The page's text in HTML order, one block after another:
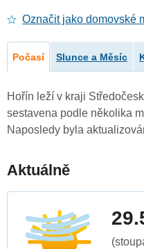
Označit jako domovské
Počasí Slunce a Měsíc
Hořín leží v kraji
sestavena podle několika
Naposledy byla
Aktuálně